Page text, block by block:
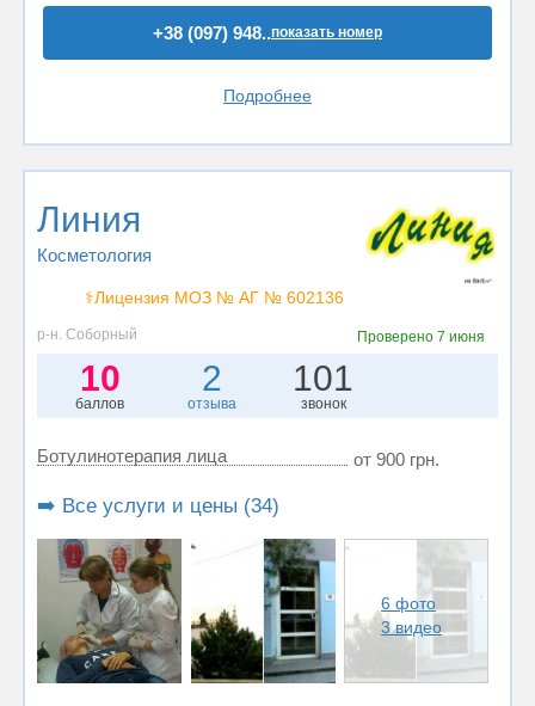
+38 (097) 948..показать номер
Подробнее
Линия
Косметология
⚕️Лицензия МОЗ № АГ № 602136
р-н. Соборный Проверено7 июня
10
баллов
2
отзыва
101
звонок
Ботулинотерапия лица от 900 грн.
➡️ Все услуги и цены (34)
6 фото
3 видео